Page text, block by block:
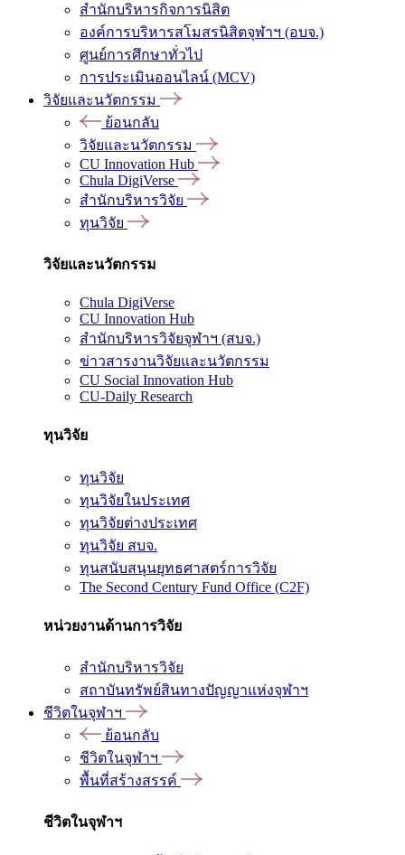
สำนักบริหารกิจการนิสิต
องค์การบริหารสโมสรนิสิตจุฬาฯ (อบจ.)
ศูนย์การศึกษาทั่วไป
การประเมินออนไลน์ (MCV)
วิจัยและนวัตกรรม
ย้อนกลับ
วิจัยและนวัตกรรม
CU Innovation Hub
Chula DigiVerse
สำนักบริหารวิจัย
ทุนวิจัย
วิจัยและนวัตกรรม
Chula DigiVerse
CU Innovation Hub
สำนักบริหารวิจัยจุฬาฯ (สบจ.)
ข่าวสารงานวิจัยและนวัตกรรม
CU Social Innovation Hub
CU-Daily Research
ทุนวิจัย
ทุนวิจัย
ทุนวิจัยในประเทศ
ทุนวิจัยต่างประเทศ
ทุนวิจัย สบจ.
ทุนสนับสนุนยุทธศาสตร์การวิจัย
The Second Century Fund Office (C2F)
หน่วยงานด้านการวิจัย
สำนักบริหารวิจัย
สถาบันทรัพย์สินทางปัญญาแห่งจุฬาฯ
ชีวิตในจุฬาฯ
ย้อนกลับ
ชีวิตในจุฬาฯ
พื้นที่สร้างสรรค์
ชีวิตในจุฬาฯ